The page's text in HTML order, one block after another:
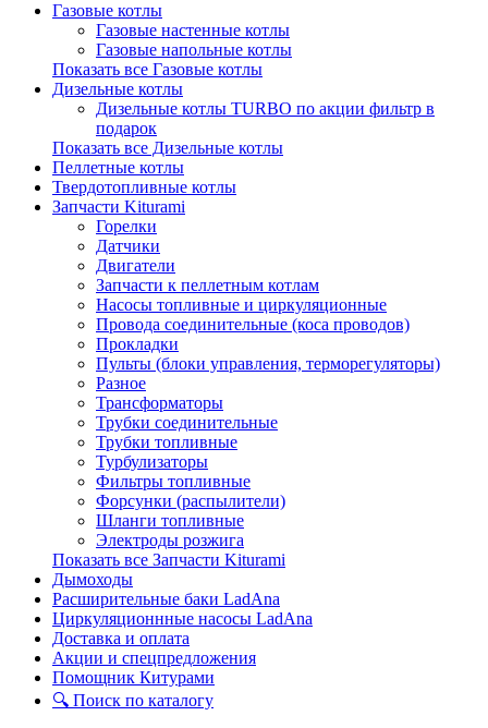
Газовые котлы
Газовые настенные котлы
Газовые напольные котлы
Показать все Газовые котлы
Дизельные котлы
Дизельные котлы TURBO по акции фильтр в
подарок
Показать все Дизельные котлы
Пеллетные котлы
Твердотопливные котлы
Запчасти Kiturami
Горелки
Датчики
Двигатели
Запчасти к пеллетным котлам
Насосы топливные и циркуляционные
Провода соединительные (коса проводов)
Прокладки
Пульты (блоки управления, терморегуляторы)
Разное
Трансформаторы
Трубки соединительные
Трубки топливные
Турбулизаторы
Фильтры топливные
Форсунки (распылители)
Шланги топливные
Электроды розжига
Показать все Запчасти Kiturami
Дымоходы
Расширительные баки LadAna
Циркуляционнные насосы LadAna
Доставка и оплата
Акции и спецпредложения
Помощник Китурами
🔍 Поиск по каталогу